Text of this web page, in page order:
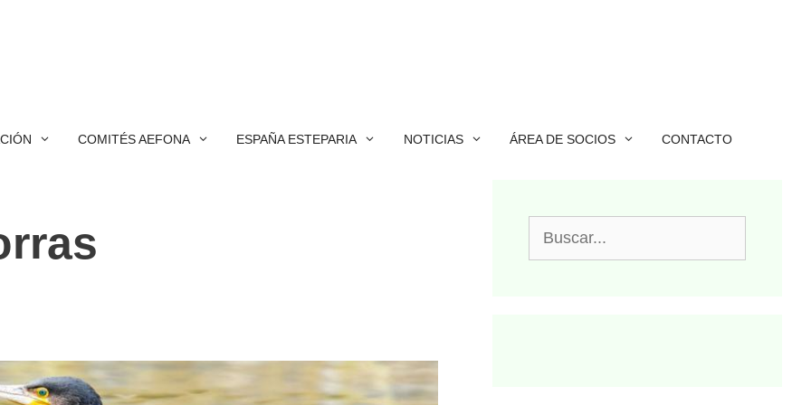
COMITÉS AEFONA ESPAÑA ESTEPARIA NOTICIAS ÁREA DE SOCIOS CONTACTO